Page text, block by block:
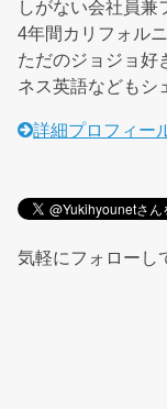
しがない会社員兼
4年間カリフォル
ただのジョジョ好
ネス英語などもシ
詳細プロフィー
気軽にフォローし